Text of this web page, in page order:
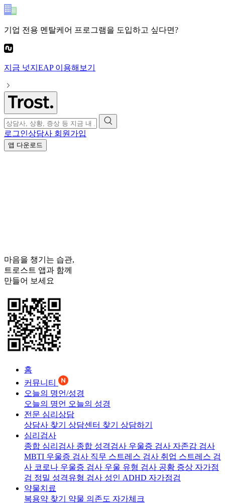
기업 전용 멘탈케어 프로그램을 도입하고 싶다면?
지금 넛지EAP이용해보기
로그인상담사 회원가입
앱 다운로드
마음을 챙기는 습관,
트로스트 앱과 함께
만들어 보세요
홈
커뮤니티
오늘의 명언/성경
오늘의 명언 오늘의 성경
전문 심리상담
상담사 찾기 상담센터 찾기 상담하기
심리검사
종합 심리검사 종합 성격검사 우울증 검사 자존감 검사
MBTI 우울증 검사 직무 스트레스 검사 취업 스트레스 검
사 코로나 우울증 검사 우울 유형 검사 공황 증상 자가점
검 정밀 성격유형 검사 성인 ADHD 자가점검
약물치료
복용약 찾기 약물 의존도 자가체크